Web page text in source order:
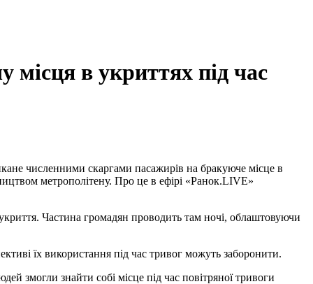
місця в укриттях під час
метрополітену. Про це в ефірі «Ранок.LIVE»
Частина громадян проводить там ночі, облаштовуючи
їх використання під час тривог можуть заборонити.